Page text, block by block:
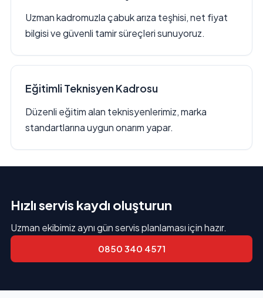
Uzman kadromuzla çabuk arıza teşhisi, net fiyat
bilgisi ve güvenli tamir süreçleri sunuyoruz.
Eğitimli Teknisyen Kadrosu
Düzenli eğitim alan teknisyenlerimiz, marka
standartlarına uygun onarım yapar.
Hızlı servis kaydı oluşturun
Uzman ekibimiz aynı gün servis planlaması için hazır.
0850 340 4571